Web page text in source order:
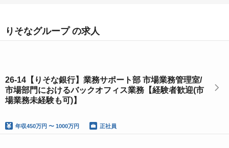
りそなグループ の求人
26-14【りそな銀行】業務サポート部 市場業務管理室/
市場部門におけるバックオフィス業務【経験者歓迎(市
場業務未経験も可)】
年収450万円 〜 1000万円 正社員